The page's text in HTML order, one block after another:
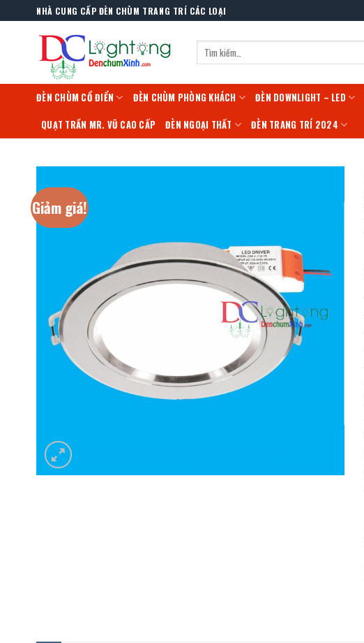
to
NHÀ CUNG CẤP ĐÈN CHÙM TRANG TRÍ CÁC LOẠI
Tìm
kiếm:
ĐÈN CHÙM CỔ ĐIỂN ĐÈN CHÙM PHÒNG KHÁCH ĐÈN DOWNLIGHT – LED
QUẠT TRẦN MR. VŨ CAO CẤP ĐÈN NGOẠI THẤT ĐÈN TRANG TRÍ 2024
Giảm giá!